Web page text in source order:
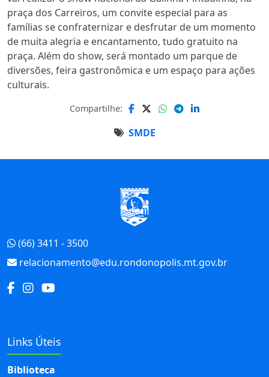
praça dos Carreiros, um convite especial para as
famílias se confraternizar e desfrutar de um momento
de muita alegria e encantamento, tudo gratuito na
praça. Além do show, será montado um parque de
diversões, feira gastronômica e um espaço para ações
culturais.
SMDE
Compartilhe:
(66) 3411 - 3500
relacionamento@edu.rondonopolis.mt.gov.br
Links Úteis
Biblioteca